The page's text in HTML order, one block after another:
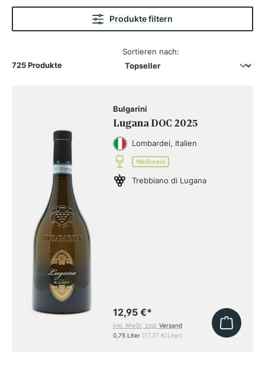
machen Weißwein zu einem spannenden Begleiter
durch das ganze Jahr.
Produkte filtern
725 Produkte
Sortieren nach:
Bulgarini
Lugana DOC 2025
Lombardei, Italien
Weißwein
Trebbiano di Lugana
12,95 €*
inkl. MwSt, zzgl.Versand
0,75 Liter (17,27 €/Liter)